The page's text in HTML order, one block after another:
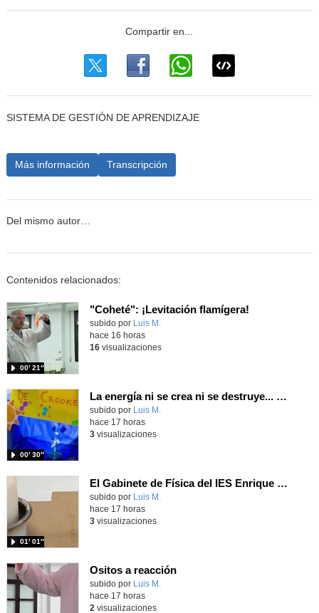
SISTEMA DE GESTIÓN DE APRENDIZAJE
Más información Transcripción
Del mismo autor…
Contenidos relacionados:
"Coheté": ¡Levitación flamígera!
Contenido educativo.
subido por Luis M.
00′ 21″
hace 16 horas
16visualizaciones
La energía ni se crea ni se destruye... ¡se experimenta! El Tierno en la Feria Madrid es Ciencia 2026
Contenido educativo.
subido por Luis M.
00′ 30″
hace 17 horas
3visualizaciones
El Gabinete de Física del IES Enrique Tierno Galván de Parla (Curso 25-26)
Contenido educativo.
subido por Luis M.
01′ 01″
hace 17 horas
3visualizaciones
Ositos a reacción
Contenido educativo.
subido por Luis M.
hace 17 horas
2 visualizaciones